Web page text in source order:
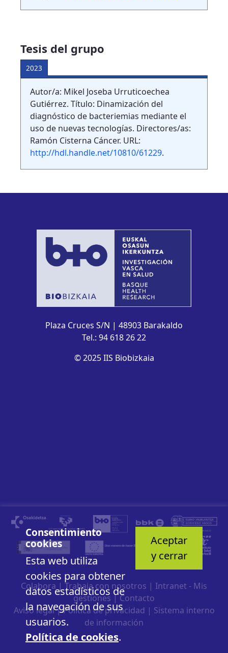
Tesis del grupo
2023
Autor/a: Mikel Joseba Urruticoechea
Gutiérrez. Título: Dinamización del
diagnóstico de bacteriemias mediante el
uso de nuevas tecnologías. Directores/as:
Ramón Cisterna Cáncer. URL:
http://hdl.handle.net/10810/61229.
Plaza Cruces S/N | 48903 Barakaldo
Tel.: 94 618 26 22
© 2025 IIS Biobizkaia
Consentimiento
cookies
Esta web utiliza
cookies para obtener
datos estadísticos de
la navegación de sus
usuarios.
Política de cookies.
Aceptar
y cerrar
Colabora | Trabaja con nosotros | Intranet - Mis
gestiones |Contacto
Aviso legal|Política de privacidad | Sistema interno
de información